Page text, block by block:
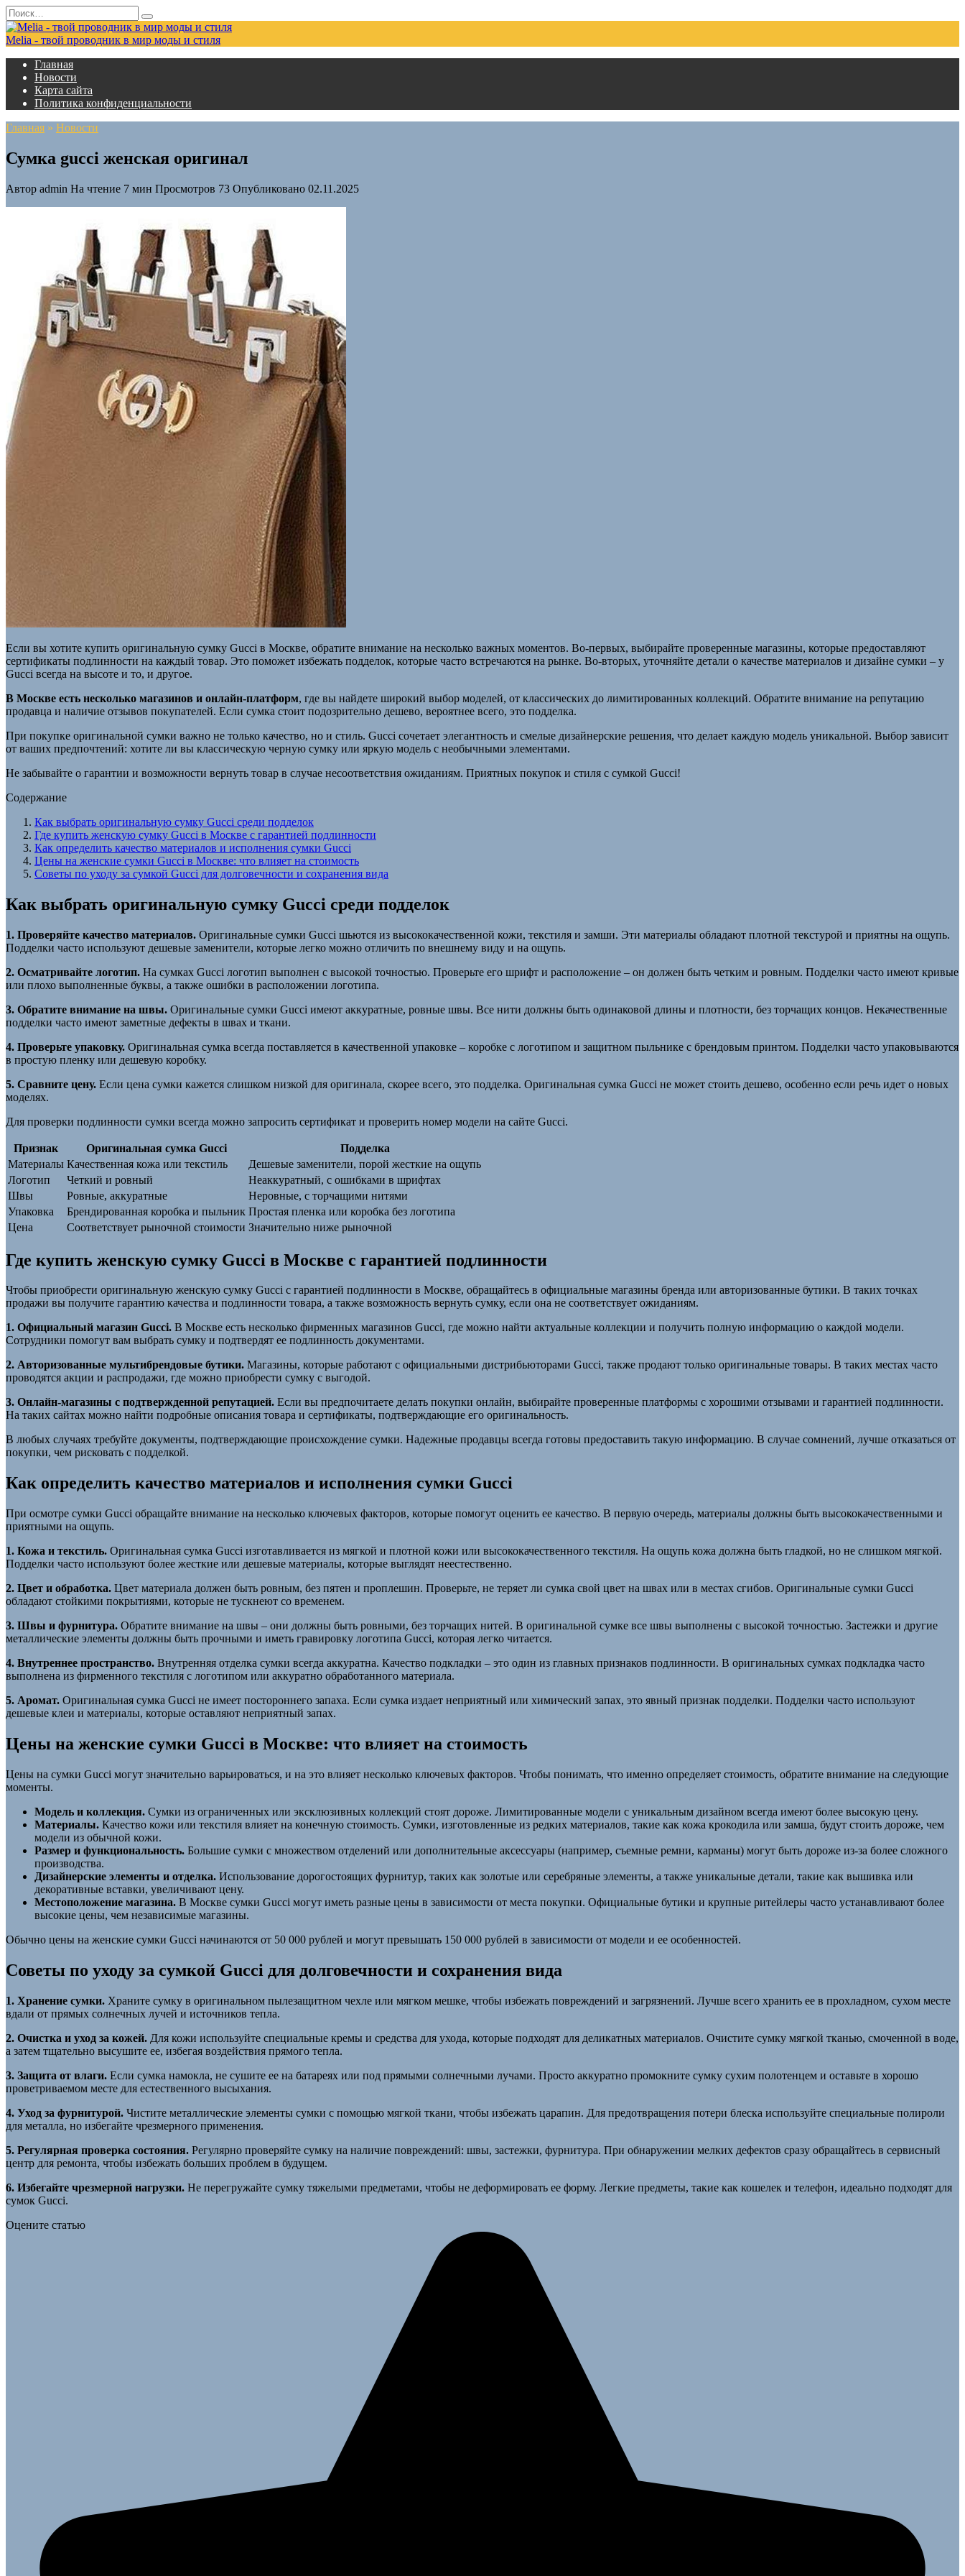
Перейти
к
содержанию
Search
for:
Melia - твой проводник в мир моды и стиля
Главная
Новости
Карта сайта
Политика конфиденциальности
Главная » Новости
Сумка gucci женская оригинал
Автор admin На чтение 7 мин Просмотров 73 Опубликовано 02.11.2025
Если вы хотите купить оригинальную сумку Gucci в Москве, обратите внимание на несколько важных моментов. Во-первых, выбирайте проверенные магазины, которые предоставляют
сертификаты подлинности на каждый товар. Это поможет избежать подделок, которые часто встречаются на рынке. Во-вторых, уточняйте детали о качестве материалов и дизайне сумки – у
Gucci всегда на высоте и то, и другое.
В Москве есть несколько магазинов и онлайн-платформ, где вы найдете широкий выбор моделей, от классических до лимитированных коллекций. Обратите внимание на репутацию
продавца и наличие отзывов покупателей. Если сумка стоит подозрительно дешево, вероятнее всего, это подделка.
При покупке оригинальной сумки важно не только качество, но и стиль. Gucci сочетает элегантность и смелые дизайнерские решения, что делает каждую модель уникальной. Выбор зависит
от ваших предпочтений: хотите ли вы классическую черную сумку или яркую модель с необычными элементами.
Не забывайте о гарантии и возможности вернуть товар в случае несоответствия ожиданиям. Приятных покупок и стиля с сумкой Gucci!
Содержание
Как выбрать оригинальную сумку Gucci среди подделок
Где купить женскую сумку Gucci в Москве с гарантией подлинности
Как определить качество материалов и исполнения сумки Gucci
Цены на женские сумки Gucci в Москве: что влияет на стоимость
Советы по уходу за сумкой Gucci для долговечности и сохранения вида
Как выбрать оригинальную сумку Gucci среди подделок
1. Проверяйте качество материалов. Оригинальные сумки Gucci шьются из высококачественной кожи, текстиля и замши. Эти материалы обладают плотной текстурой и приятны на ощупь.
Подделки часто используют дешевые заменители, которые легко можно отличить по внешнему виду и на ощупь.
2. Осматривайте логотип. На сумках Gucci логотип выполнен с высокой точностью. Проверьте его шрифт и расположение – он должен быть четким и ровным. Подделки часто имеют кривые
или плохо выполненные буквы, а также ошибки в расположении логотипа.
3. Обратите внимание на швы. Оригинальные сумки Gucci имеют аккуратные, ровные швы. Все нити должны быть одинаковой длины и плотности, без торчащих концов. Некачественные
подделки часто имеют заметные дефекты в швах и ткани.
4. Проверьте упаковку. Оригинальная сумка всегда поставляется в качественной упаковке – коробке с логотипом и защитном пыльнике с брендовым принтом. Подделки часто упаковываются
в простую пленку или дешевую коробку.
5. Сравните цену. Если цена сумки кажется слишком низкой для оригинала, скорее всего, это подделка. Оригинальная сумка Gucci не может стоить дешево, особенно если речь идет о новых
моделях.
Для проверки подлинности сумки всегда можно запросить сертификат и проверить номер модели на сайте Gucci.
Признак Оригинальная сумка Gucci
Подделка
Материалы Качественная кожа или текстиль
Дешевые заменители, порой жесткие на ощупь
Логотип
Четкий и ровный
Неаккуратный, с ошибками в шрифтах
Швы
Ровные, аккуратные
Неровные, с торчащими нитями
Упаковка
Брендированная коробка и пыльник Простая пленка или коробка без логотипа
Цена
Соответствует рыночной стоимости Значительно ниже рыночной
Где купить женскую сумку Gucci в Москве с гарантией подлинности
Чтобы приобрести оригинальную женскую сумку Gucci с гарантией подлинности в Москве, обращайтесь в официальные магазины бренда или авторизованные бутики. В таких точках
продажи вы получите гарантию качества и подлинности товара, а также возможность вернуть сумку, если она не соответствует ожиданиям.
1. Официальный магазин Gucci. В Москве есть несколько фирменных магазинов Gucci, где можно найти актуальные коллекции и получить полную информацию о каждой модели.
Сотрудники помогут вам выбрать сумку и подтвердят ее подлинность документами.
2. Авторизованные мультибрендовые бутики. Магазины, которые работают с официальными дистрибьюторами Gucci, также продают только оригинальные товары. В таких местах часто
проводятся акции и распродажи, где можно приобрести сумку с выгодой.
3. Онлайн-магазины с подтвержденной репутацией. Если вы предпочитаете делать покупки онлайн, выбирайте проверенные платформы с хорошими отзывами и гарантией подлинности.
На таких сайтах можно найти подробные описания товара и сертификаты, подтверждающие его оригинальность.
В любых случаях требуйте документы, подтверждающие происхождение сумки. Надежные продавцы всегда готовы предоставить такую информацию. В случае сомнений, лучше отказаться от
покупки, чем рисковать с подделкой.
Как определить качество материалов и исполнения сумки Gucci
При осмотре сумки Gucci обращайте внимание на несколько ключевых факторов, которые помогут оценить ее качество. В первую очередь, материалы должны быть высококачественными и
приятными на ощупь.
1. Кожа и текстиль. Оригинальная сумка Gucci изготавливается из мягкой и плотной кожи или высококачественного текстиля. На ощупь кожа должна быть гладкой, но не слишком мягкой.
Подделки часто используют более жесткие или дешевые материалы, которые выглядят неестественно.
2. Цвет и обработка. Цвет материала должен быть ровным, без пятен и проплешин. Проверьте, не теряет ли сумка свой цвет на швах или в местах сгибов. Оригинальные сумки Gucci
обладают стойкими покрытиями, которые не тускнеют со временем.
3. Швы и фурнитура. Обратите внимание на швы – они должны быть ровными, без торчащих нитей. В оригинальной сумке все швы выполнены с высокой точностью. Застежки и другие
металлические элементы должны быть прочными и иметь гравировку логотипа Gucci, которая легко читается.
4. Внутреннее пространство. Внутренняя отделка сумки всегда аккуратна. Качество подкладки – это один из главных признаков подлинности. В оригинальных сумках подкладка часто
выполнена из фирменного текстиля с логотипом или аккуратно обработанного материала.
5. Аромат. Оригинальная сумка Gucci не имеет постороннего запаха. Если сумка издает неприятный или химический запах, это явный признак подделки. Подделки часто используют
дешевые клеи и материалы, которые оставляют неприятный запах.
Цены на женские сумки Gucci в Москве: что влияет на стоимость
Цены на сумки Gucci могут значительно варьироваться, и на это влияет несколько ключевых факторов. Чтобы понимать, что именно определяет стоимость, обратите внимание на следующие
моменты.
Модель и коллекция. Сумки из ограниченных или эксклюзивных коллекций стоят дороже. Лимитированные модели с уникальным дизайном всегда имеют более высокую цену.
Материалы. Качество кожи или текстиля влияет на конечную стоимость. Сумки, изготовленные из редких материалов, такие как кожа крокодила или замша, будут стоить дороже, чем
модели из обычной кожи.
Размер и функциональность. Большие сумки с множеством отделений или дополнительные аксессуары (например, съемные ремни, карманы) могут быть дороже из-за более сложного
производства.
Дизайнерские элементы и отделка. Использование дорогостоящих фурнитур, таких как золотые или серебряные элементы, а также уникальные детали, такие как вышивка или
декоративные вставки, увеличивают цену.
Местоположение магазина. В Москве сумки Gucci могут иметь разные цены в зависимости от места покупки. Официальные бутики и крупные ритейлеры часто устанавливают более
высокие цены, чем независимые магазины.
Обычно цены на женские сумки Gucci начинаются от 50 000 рублей и могут превышать 150 000 рублей в зависимости от модели и ее особенностей.
Советы по уходу за сумкой Gucci для долговечности и сохранения вида
1. Хранение сумки. Храните сумку в оригинальном пылезащитном чехле или мягком мешке, чтобы избежать повреждений и загрязнений. Лучше всего хранить ее в прохладном, сухом месте
вдали от прямых солнечных лучей и источников тепла.
2. Очистка и уход за кожей. Для кожи используйте специальные кремы и средства для ухода, которые подходят для деликатных материалов. Очистите сумку мягкой тканью, смоченной в воде,
а затем тщательно высушите ее, избегая воздействия прямого тепла.
3. Защита от влаги. Если сумка намокла, не сушите ее на батареях или под прямыми солнечными лучами. Просто аккуратно промокните сумку сухим полотенцем и оставьте в хорошо
проветриваемом месте для естественного высыхания.
4. Уход за фурнитурой. Чистите металлические элементы сумки с помощью мягкой ткани, чтобы избежать царапин. Для предотвращения потери блеска используйте специальные полироли
для металла, но избегайте чрезмерного применения.
5. Регулярная проверка состояния. Регулярно проверяйте сумку на наличие повреждений: швы, застежки, фурнитура. При обнаружении мелких дефектов сразу обращайтесь в сервисный
центр для ремонта, чтобы избежать больших проблем в будущем.
6. Избегайте чрезмерной нагрузки. Не перегружайте сумку тяжелыми предметами, чтобы не деформировать ее форму. Легкие предметы, такие как кошелек и телефон, идеально подходят для
сумок Gucci.
Оцените статью